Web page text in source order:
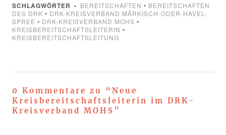
SCHLAGWÖRTER BEREITSCHAFTEN • BEREITSCHAFTEN
DES DRK • DRK-KREISVERBAND MÄRKISCH-ODER-HAVEL-
SPREE • DRK-KREISVERBAND MOHS •
KREISBEREITSCHAFTSLEITERIN •
KREISBEREITSCHAFTSLEITUNG
0 Kommentare zu “ Neue
Kreisbereitschaftsleiterin im DRK-
Kreisverband MOHS ”